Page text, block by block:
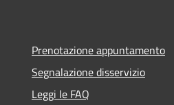
Prenotazione appuntamento
Segnalazione disservizio
Leggi le FAQ